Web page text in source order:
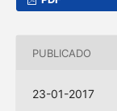
PUBLICADO
23-01-2017